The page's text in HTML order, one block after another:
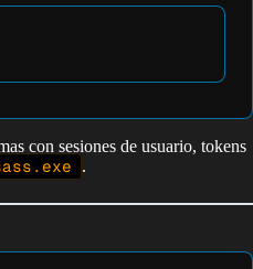
con sesiones de usuario, tokens
.